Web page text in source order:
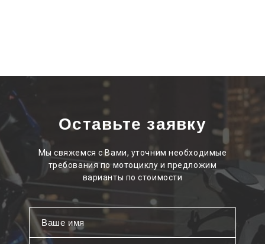
Оставьте заявку
Мы свяжемся с Вами, уточним необходимые
требования по мотоциклу и предложим
варианты по стоимости